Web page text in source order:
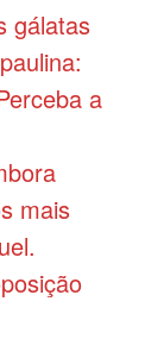
gálatas
a
mais